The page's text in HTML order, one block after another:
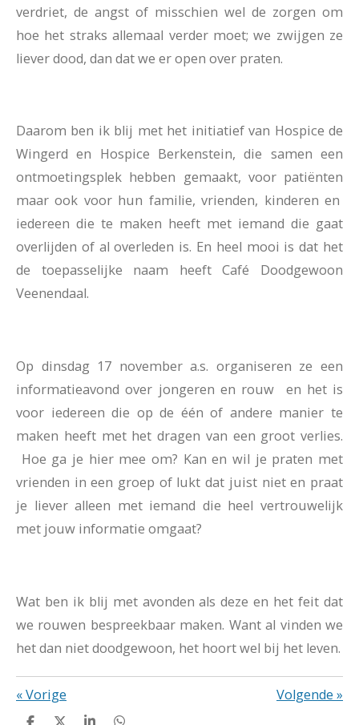
verdriet, de angst of misschien wel de zorgen om
hoe het straks allemaal verder moet; we zwijgen ze
liever dood, dan dat we er open over praten.
Daarom ben ik blij met het initiatief van Hospice de
Wingerd en Hospice Berkenstein, die samen een
ontmoetingsplek hebben gemaakt, voor patiënten
maar ook voor hun familie, vrienden, kinderen en
iedereen die te maken heeft met iemand die gaat
overlijden of al overleden is. En heel mooi is dat het
de toepasselijke naam heeft Café Doodgewoon
Veenendaal.
Op dinsdag 17 november a.s. organiseren ze een
informatieavond over jongeren en rouw en het is
voor iedereen die op de één of andere manier te
maken heeft met het dragen van een groot verlies.
Hoe ga je hier mee om? Kan en wil je praten met
vrienden in een groep of lukt dat juist niet en praat
je liever alleen met iemand die heel vertrouwelijk
met jouw informatie omgaat?
Wat ben ik blij met avonden als deze en het feit dat
we rouwen bespreekbaar maken. Want al vinden we
het dan niet doodgewoon, het hoort wel bij het leven.
«Vorige Volgende »